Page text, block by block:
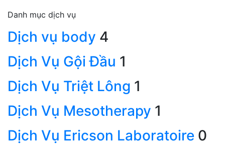
Danh mục dịch vụ
Dịch vụ body 4
Dịch Vụ Gội Đầu 1
Dịch Vụ Triệt Lông 1
Dịch Vụ Mesotherapy 1
Dịch Vụ Ericson Laboratoire 0